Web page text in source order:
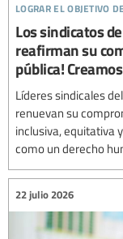
lograr el objetivo
Los sindicatos
reafirman su
pública!
Líderes sindicales
renuevan su
inclusiva, equitativa
como un derecho
22 julio 2026